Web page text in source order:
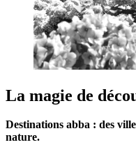
La magie de
Destinations abba : des
nature.